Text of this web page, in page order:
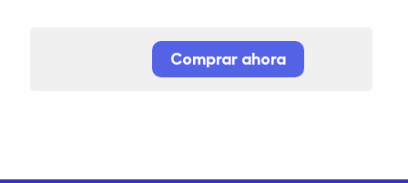
Comprar ahora